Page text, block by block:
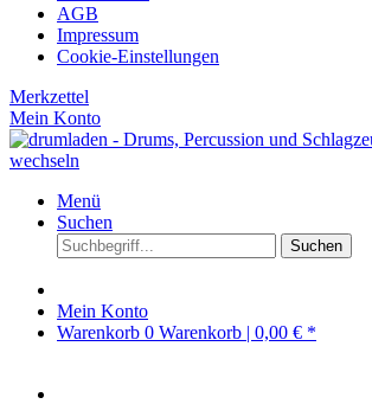
AGB
Impressum
Cookie-Einstellungen
Merkzettel
Mein Konto
Menü
Suchen
Suchen
Mein Konto
Warenkorb 0 Warenkorb | 0,00 € *